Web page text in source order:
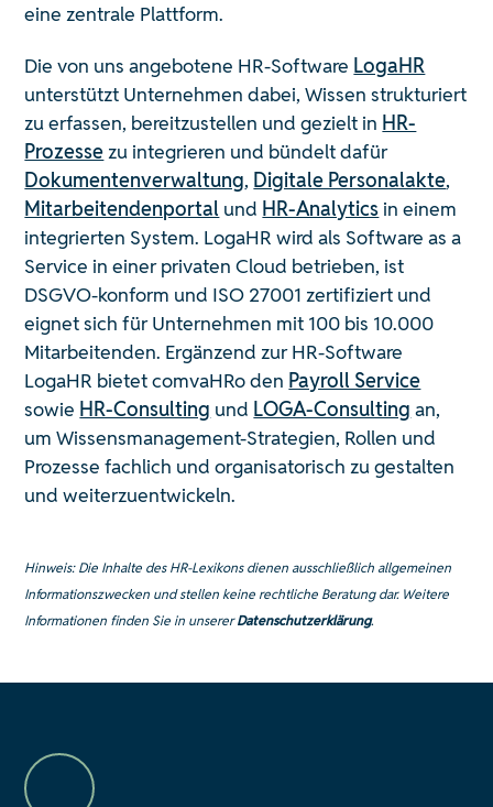
eine zentrale Plattform.
Die von uns angebotene HR-Software LogaHR
unterstützt Unternehmen dabei, Wissen strukturiert
zu erfassen, bereitzustellen und gezielt in HR-
Prozessezu integrieren und bündelt dafür
Dokumentenverwaltung, Digitale Personalakte,
Mitarbeitendenportal und HR-Analytics in einem
integrierten System. LogaHR wird als Software as a
Service in einer privaten Cloud betrieben, ist
DSGVO-konform und ISO 27001 zertifiziert und
eignet sich für Unternehmen mit 100 bis 10.000
Mitarbeitenden. Ergänzend zur HR-Software
LogaHR bietet comvaHRo den Payroll Service
sowie HR-Consulting und LOGA-Consulting an,
um Wissensmanagement-Strategien, Rollen und
Prozesse fachlich und organisatorisch zu gestalten
und weiterzuentwickeln.
Hinweis: Die Inhalte des HR-Lexikons dienen ausschließlich allgemeinen
Informationszwecken und stellen keine rechtliche Beratung dar. Weitere
Informationen finden Sie in unserer Datenschutzerklärung.